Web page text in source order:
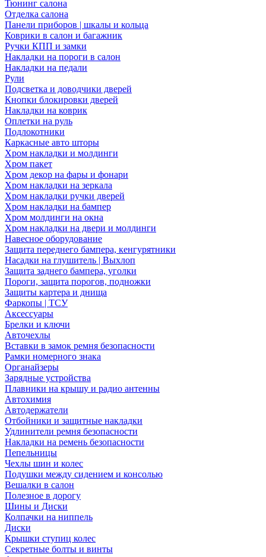
Тюнинг салона
Отделка салона
Панели приборов | шкалы и кольца
Коврики в салон и багажник
Ручки КПП и замки
Накладки на пороги в салон
Накладки на педали
Рули
Подсветка и доводчики дверей
Кнопки блокировки дверей
Накладки на коврик
Оплетки на руль
Подлокотники
Каркасные авто шторы
Хром накладки и молдинги
Хром пакет
Хром декор на фары и фонари
Хром накладки на зеркала
Хром накладки ручки дверей
Хром накладки на бампер
Хром молдинги на окна
Хром накладки на двери и молдинги
Навесное оборудование
Защита переднего бампера, кенгурятники
Насадки на глушитель | Выхлоп
Защита заднего бампера, уголки
Пороги, защита порогов, подножки
Защиты картера и днища
Фаркопы | ТСУ
Аксессуары
Брелки и ключи
Авточехлы
Вставки в замок ремня безопасности
Рамки номерного знака
Органайзеры
Зарядные устройства
Плавники на крышу и радио антенны
Автохимия
Автодержатели
Отбойники и защитные накладки
Удлинители ремня безопасности
Накладки на ремень безопасности
Пепельницы
Чехлы шин и колес
Подушки между сидением и консолью
Вешалки в салон
Полезное в дорогу
Шины и Диски
Колпачки на ниппель
Диски
Крышки ступиц колес
Секретные болты и винты